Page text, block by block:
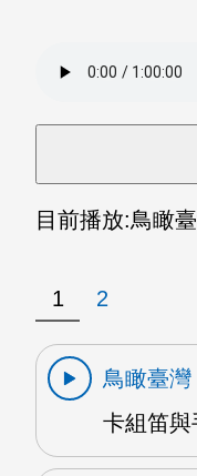
目前播放:鳥瞰
1 2
鳥瞰臺灣
卡組笛